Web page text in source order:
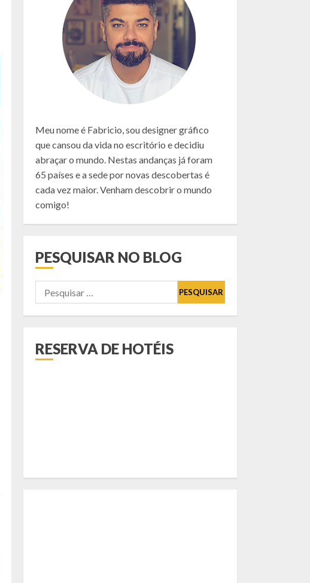
Meu nome é Fabricio, sou designer gráfico
que cansou da vida no escritório e decidiu
abraçar o mundo. Nestas andanças já foram
65 países e a sede por novas descobertas é
cada vez maior. Venham descobrir o mundo
comigo!
PESQUISAR NO BLOG
Pesquisar
por:
RESERVA DE HOTÉIS